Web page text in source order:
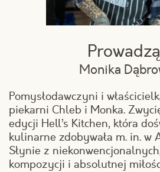
Monika
Pomysłodawczyni i
piekarni Chleb i Monka.
edycji Hell’s Kitchen, która
kulinarne zdobywała m. in. w
Słynie z
kompozycji i absolutnej